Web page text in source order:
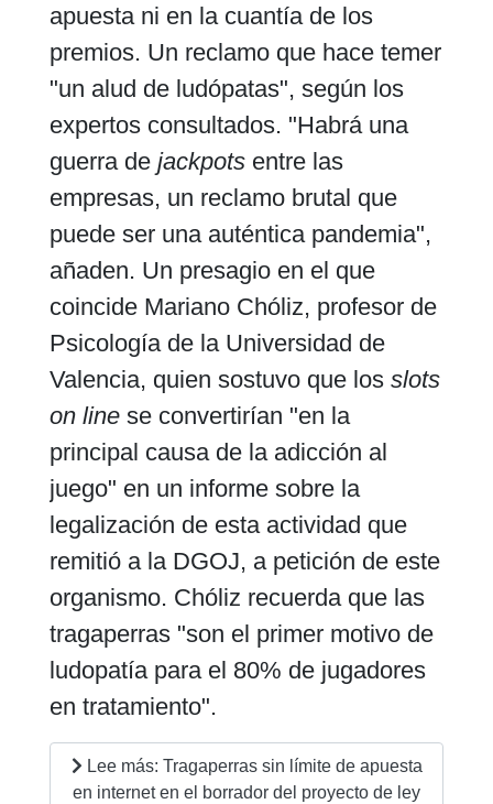
apuesta ni en la cuantía de los
premios. Un reclamo que hace temer
"un alud de ludópatas", según los
expertos consultados. "Habrá una
guerra de jackpotsentre las
empresas, un reclamo brutal que
puede ser una auténtica pandemia",
añaden. Un presagio en el que
coincide Mariano Chóliz, profesor de
Psicología de la Universidad de
Valencia, quien sostuvo que los slots
on linese convertirían "en la
principal causa de la adicción al
juego" en un informe sobre la
legalización de esta actividad que
remitió a la DGOJ, a petición de este
organismo. Chóliz recuerda que las
tragaperras "son el primer motivo de
ludopatía para el 80% de jugadores
en tratamiento".
Lee más: Tragaperras sin límite de apuesta
en internet en el borrador del proyecto de ley